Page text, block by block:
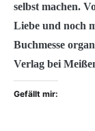
selbst machen.
Liebe und noch
Buchmesse
Verlag bei
Gefällt mir: